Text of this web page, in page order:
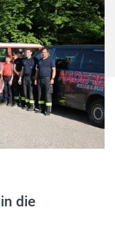
die